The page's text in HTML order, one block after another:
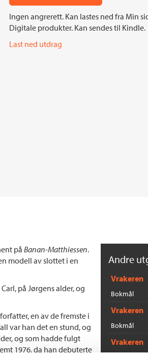
Ingen angrerett. Kan lastes ned fra Min
Digitale produkter. Kan sendes til Kindle.
Last ned utdrag
på Banan-Matthiessen.
modell av slottet i en
på Jørgens alder, og
en av de fremste i
var han det en stund, og
og som hadde fulgt
1976, da han debuterte
Andre
Vrakeren
Bokmål
Vrakeren
Bokmål
Vrakeren